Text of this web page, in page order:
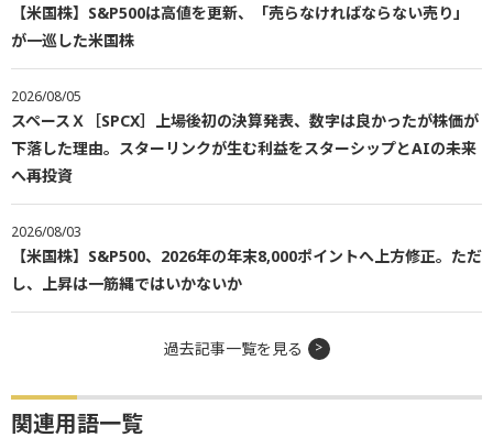
【米国株】S&P500は高値を更新、「売らなければならない売り」
が一巡した米国株
2026/08/05
スペースＸ［SPCX］上場後初の決算発表、数字は良かったが株価が
下落した理由。スターリンクが生む利益をスターシップとAIの未来
へ再投資
2026/08/03
【米国株】S&P500、2026年の年末8,000ポイントへ上方修正。ただ
し、上昇は一筋縄ではいかないか
過去記事一覧を見る
関連用語一覧